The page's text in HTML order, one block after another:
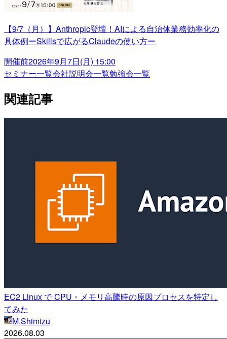
【9/7（月）】Anthropic登壇！AIによる自治体業務効率化の
具体例ーSkillsで広がるClaudeの使い方ー
開催前2026年9月7日(月) 15:00
セミナー一覧会社説明会一覧勉強会一覧
関連記事
EC2 Linux で CPU・メモリ高騰時の原因プロセスを特定し
てみた
M.Shimizu
2026.08.03